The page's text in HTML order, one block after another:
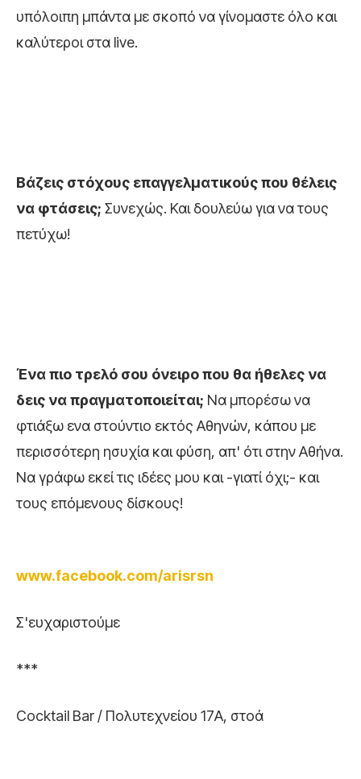
υπόλοιπη μπάντα με σκοπό να γίνομαστε όλο και
καλύτεροι στα live.
Βάζεις στόχους επαγγελματικούς που θέλεις
να φτάσεις; Συνεχώς. Και δουλεύω για να τους
πετύχω!
Ένα πιο τρελό σου όνειρο που θα ήθελες να
δεις να πραγματοποιείται; Να μπορέσω να
φτιάξω ενα στούντιο εκτός Αθηνών, κάπου με
περισσότερη ησυχία και φύση, απ' ότι στην Αθήνα.
Να γράφω εκεί τις ιδέες μου και -γιατί όχι;- και
τους επόμενους δίσκους!
www.facebook.com/arisrsn
Σ'ευχαριστούμε
***
Cocktail Bar / Πολυτεχνείου 17Α, στοά